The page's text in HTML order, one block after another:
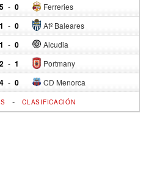
5 - Ferreries
0
1 - Atº Baleares
0
1 - Alcudia
0
2 - Portmany
1
4 - CD Menorca
0
-CLASIFICACIÓN